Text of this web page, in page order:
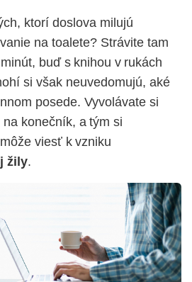
ktorí doslova milujú
na toalete? Strávite tam
buď s knihou v rukách
si však neuvedomujú, aké
posede. Vyvolávate si
konečník, a tým si
viesť k vzniku
žily.